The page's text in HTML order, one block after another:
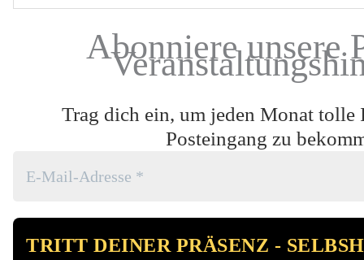
Abonniere unsere
Trag dich ein, um jeden Monat tolle
Posteingang zu